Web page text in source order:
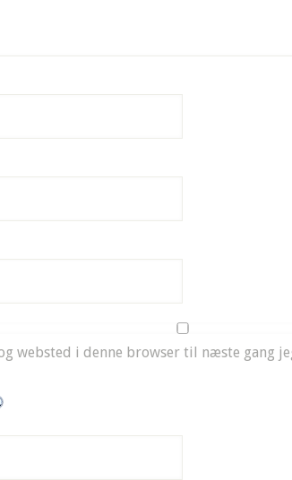
websted i denne browser til næste gang